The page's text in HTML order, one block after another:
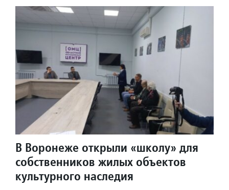
В Воронеже открыли «школу» для
собственников жилых объектов
культурного наследия